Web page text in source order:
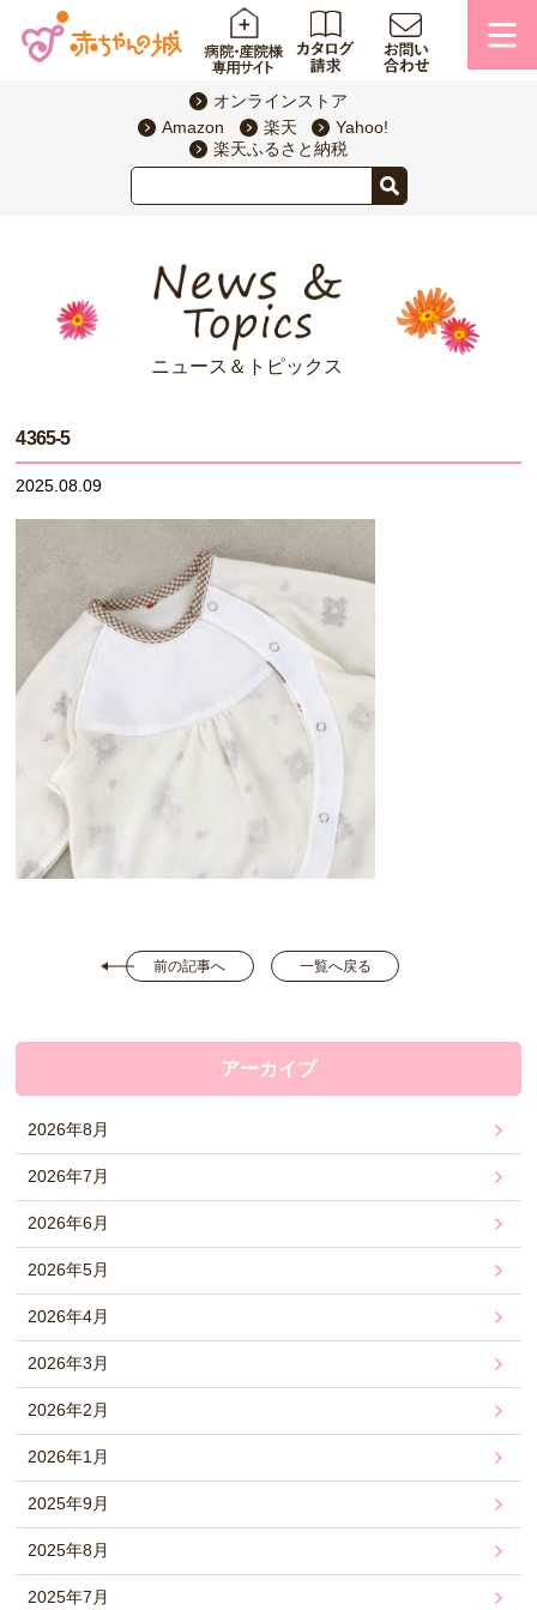
オンラインストア
Amazon
楽天
Yahoo!
楽天ふるさと納税
ニュース＆トピックス
4365-5
2025.08.09
前の記事へ 一覧へ戻る
アーカイブ
2026年8月
2026年7月
2026年6月
2026年5月
2026年4月
2026年3月
2026年2月
2026年1月
2025年9月
2025年8月
2025年7月